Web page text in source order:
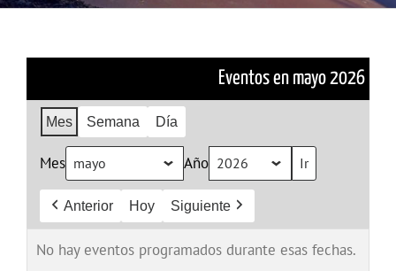
Eventos en mayo 2026
Mes Semana Día
Mes Año
Anterior Hoy Siguiente
No hay eventos programados durante esas fechas.